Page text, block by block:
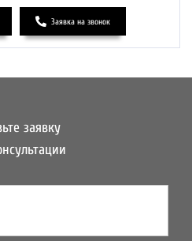
Заявка на звонок
заявку